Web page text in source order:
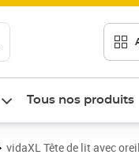
Tous nos produits
vidaXL Tête de lit avec